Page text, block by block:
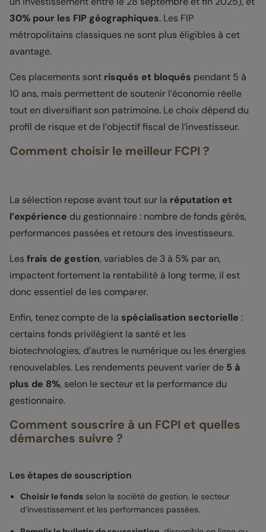
30% pour les FIP géographiques. Les FIP
métropolitains classiques ne sont plus éligibles à cet
avantage.
Ces placements sont risqués et bloqués pendant 5 à
10 ans, mais permettent de soutenir l’économie réelle
tout en diversifiant son patrimoine. Le choix dépend du
profil de risque et de l’objectif fiscal de l’investisseur.
Comment choisir le meilleur FCPI ?
La sélection repose avant tout sur la réputation et
l’expérience du gestionnaire : nombre de fonds gérés,
performances passées et retours des investisseurs.
Les frais de gestion, variables de 3 à 5% par an,
impactent fortement la rentabilité à long terme, il est
donc essentiel de les comparer.
Enfin, tenez compte de la spécialisation sectorielle :
certains fonds privilégient la santé et les
biotechnologies, d’autres le numérique ou les énergies
renouvelables. Les rendements peuvent varier de 5 à
plus de 8%, selon le secteur et la performance du
gestionnaire.
Comment souscrire à un FCPI et quelles
démarches suivre ?
Les étapes de souscription
Choisir le fonds selon la société de gestion, le secteur
d’investissement et les performances passées.